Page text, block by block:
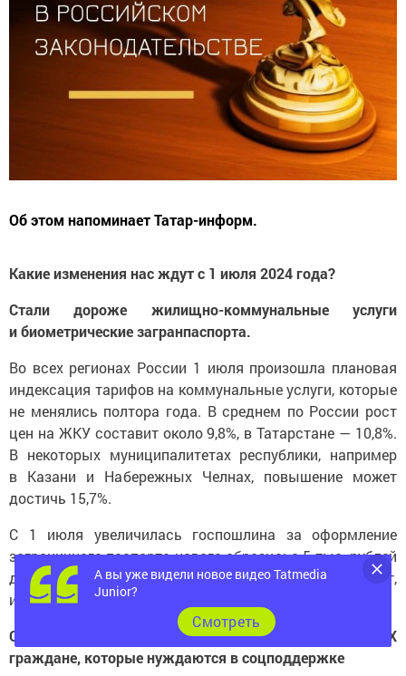
Об этом напоминает Татар-информ.
Какие изменения нас ждут с 1 июля 2024 года?
Стали дороже жилищно-коммунальные услуги
и биометрические загранпаспорта.
Во всех регионах России 1 июля произошла плановая
индексация тарифов на коммунальные услуги, которые
не менялись полтора года. В среднем по России рост
цен на ЖКУ составит около 9,8%, в Татарстане — 10,8%.
В некоторых муниципалитетах республики, например
в Казани и Набережных Челнах, повышение может
достичь 15,7%.
С 1 июля увеличилась госпошлина за оформление
заграничного паспорта нового образца: с 5 тыс. рублей
до 6 тыс. рублей для тех, кто старше 14 лет,
и с 2,5 тыс. до 3 тыс. рублей для тех, кто младше.
Освобождаются от комиссий при оплате ЖКХ
граждане, которые нуждаются в соцподдержке
А вы уже видели новое видео Tatmedia
Junior?
Cмотреть